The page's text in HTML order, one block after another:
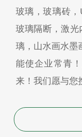
玻璃，玻璃砖
玻璃隔断，激
璃，山水画水墨
能使企业常青
来！我们愿与您